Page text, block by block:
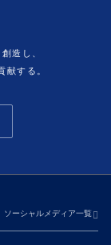
造し、
する。
ソーシャルメディア一覧